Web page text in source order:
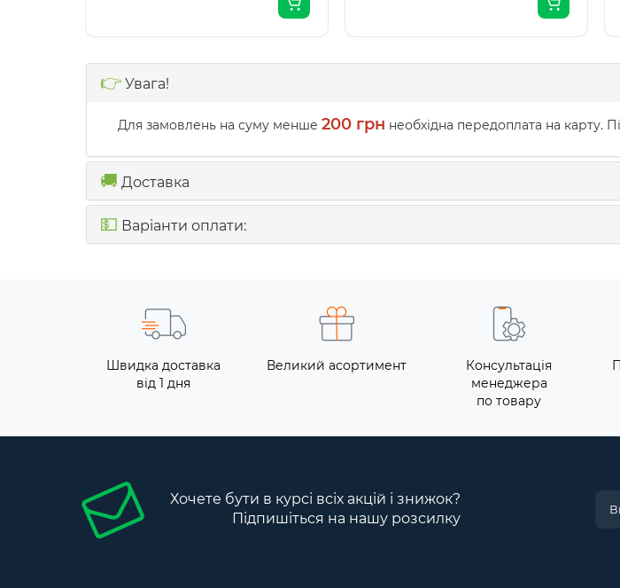
👉 Увага!
Для замовлень на суму менше 200 грн необхідна передоплата на карту.
🚚 Доставка
💵 Варіанти оплати:
Швидка доставка
від 1 дня
Великий асортимент
Консультація
менеджера
по товару
Хочете бути в курсі всіх акцій і знижок?
Підпишіться на нашу розсилку